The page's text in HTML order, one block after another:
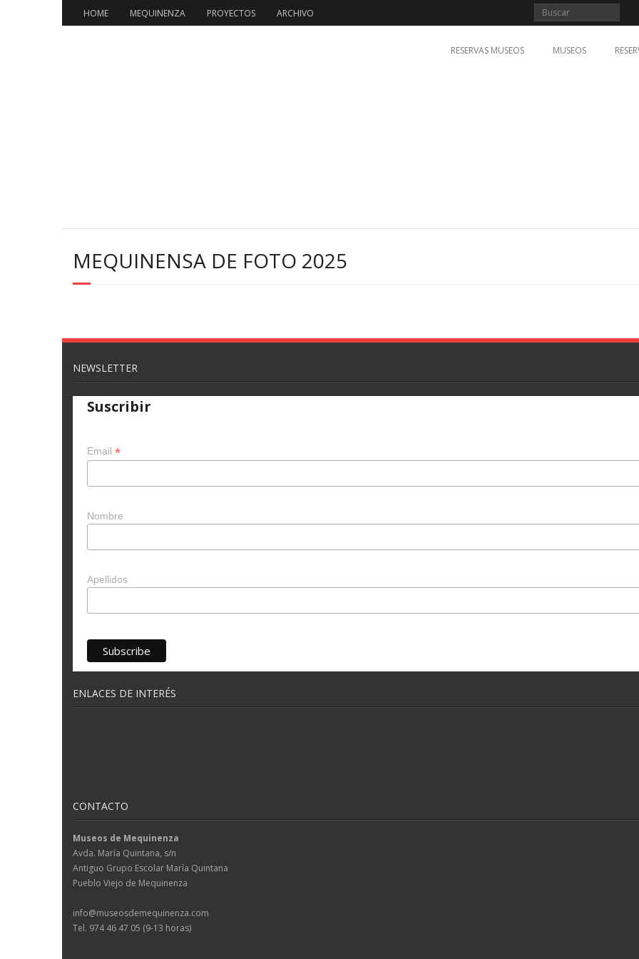
HOME MEQUINENZA PROYECTOS ARCHIVO
RESERVAS MUSEOS MUSEOS
MEQUINENSA DE FOTO 2025
NEWSLETTER
Suscribir
Email *
Nombre
Apellidos
ENLACES DE INTERÉS
CONTACTO
Museos de Mequinenza
Avda. María Quintana, s/n
Antiguo Grupo Escolar María Quintana
Pueblo Viejo de Mequinenza
info@museosdemequinenza.com
Tel. 974 46 47 05 (9-13 horas)